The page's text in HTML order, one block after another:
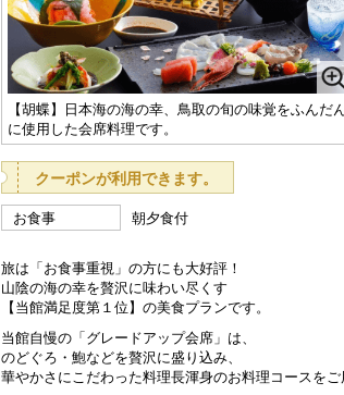
【胡蝶】日本海の海の幸、鳥取の旬の味覚をふんだ
に使用した会席料理です。
クーポンが利用できます。
お食事 朝夕食付
旅は「お食事重視」の方にも大好評！
山陰の海の幸を贅沢に味わい尽くす
【当館満足度第１位】の美食プランです。
当館自慢の「グレードアップ会席」は、
のどぐろ・鮑などを贅沢に盛り込み、
華やかさにこだわった料理長渾身のお料理コースをご